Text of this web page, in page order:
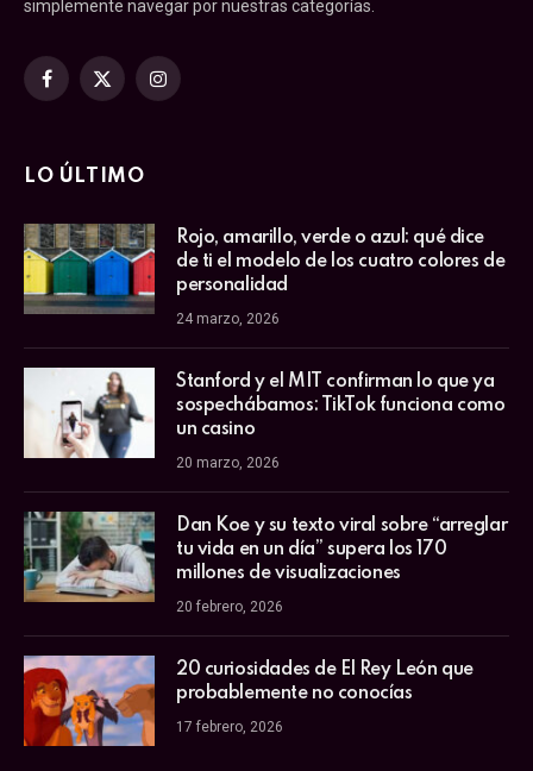
simplemente navegar por nuestras categorías.
Facebook
X
Instagram
LO ÚLTIMO
Rojo, amarillo, verde o azul: qué dice
de ti el modelo de los cuatro colores de
personalidad
24 marzo, 2026
Stanford y el MIT confirman lo que ya
sospechábamos: TikTok funciona como
un casino
20 marzo, 2026
Dan Koe y su texto viral sobre “arreglar
tu vida en un día” supera los 170
millones de visualizaciones
20 febrero, 2026
20 curiosidades de El Rey León que
probablemente no conocías
17 febrero, 2026